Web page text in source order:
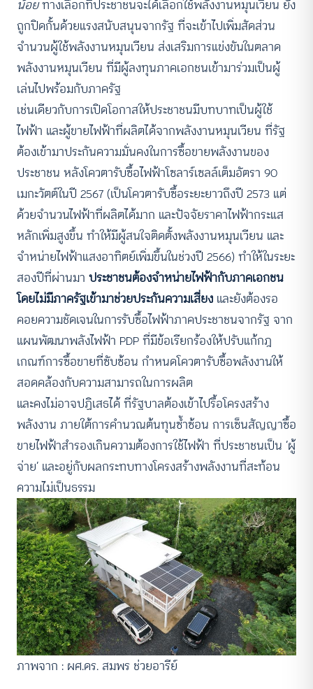
น้อยทางเลือกที่ประชาชนจะได้เลือกใช้พลังงานหมุนเวียน ยัง
ถูกปิดกั้นด้วยแรงสนับสนุนจากรัฐ ที่จะเข้าไปเพิ่มสัดส่วน
จำนวนผู้ใช้พลังงานหมุนเวียน ส่งเสริมการแข่งขันในตลาด
พลังงานหมุนเวียน ที่มีผู้ลงทุนภาคเอกชนเข้ามาร่วมเป็นผู้
เล่นไปพร้อมกับภาครัฐ
เช่นเดียวกับการเปิดโอกาสให้ประชาชนมีบทบาทเป็นผู้ใช้
ไฟฟ้า และผู้ขายไฟฟ้าที่ผลิตได้จากพลังงานหมุนเวียน ที่รัฐ
ต้องเข้ามาประกันความมั่นคงในการซื้อขายพลังงานของ
ประชาชน หลังโควตารับซื้อไฟฟ้าโซลาร์เซลล์เต็มอัตรา 90
เมกะวัตต์ในปี 2567 (เป็นโควตารับซื้อระยะยาวถึงปี 2573 แต่
ด้วยจำนวนไฟฟ้าที่ผลิตได้มาก และปัจจัยราคาไฟฟ้ากระแส
หลักเพิ่มสูงขึ้น ทำให้มีผู้สนใจติดตั้งพลังงานหมุนเวียน และ
จำหน่ายไฟฟ้าแสงอาทิตย์เพิ่มขึ้นในช่วงปี 2566) ทำให้ในระยะ
สองปีที่ผ่านมา ประชาชนต้องจำหน่ายไฟฟ้ากับภาคเอกชน
โดยไม่มีภาครัฐเข้ามาช่วยประกันความเสี่ยง และยังต้องรอ
คอยความชัดเจนในการรับซื้อไฟฟ้าภาคประชาชนจากรัฐ จาก
แผนพัฒนาพลังไฟฟ้า PDP ที่มีข้อเรียกร้องให้ปรับแก้กฎ
เกณฑ์การซื้อขายที่ซับซ้อน กำหนดโควตารับซื้อพลังงานให้
สอดคล้องกับความสามารถในการผลิต
และคงไม่อาจปฏิเสธได้ ที่รัฐบาลต้องเข้าไปรื้อโครงสร้าง
พลังงาน ภายใต้การคำนวณต้นทุนซ้ำซ้อน การเซ็นสัญญาซื้อ
ขายไฟฟ้าสำรองเกินความต้องการใช้ไฟฟ้า ที่ประชาชนเป็น ‘ผู้
จ่าย’ และอยู่กับผลกระทบทางโครงสร้างพลังงานที่สะท้อน
ความไม่เป็นธรรม
ภาพจาก : ผศ.ดร. สมพร ช่วยอารีย์